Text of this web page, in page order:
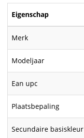
Eigenschap
Merk
Modeljaar
Ean upc
Plaatsbepaling
Secundaire basiskleur